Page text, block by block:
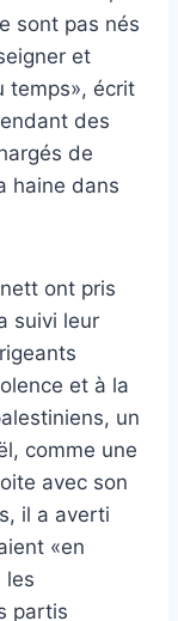
sont pas nés
et
temps», écrit
des
de
haine dans
ont pris
suivi leur
et à la
un
comme une
avec son
il a averti
«en
les
partis